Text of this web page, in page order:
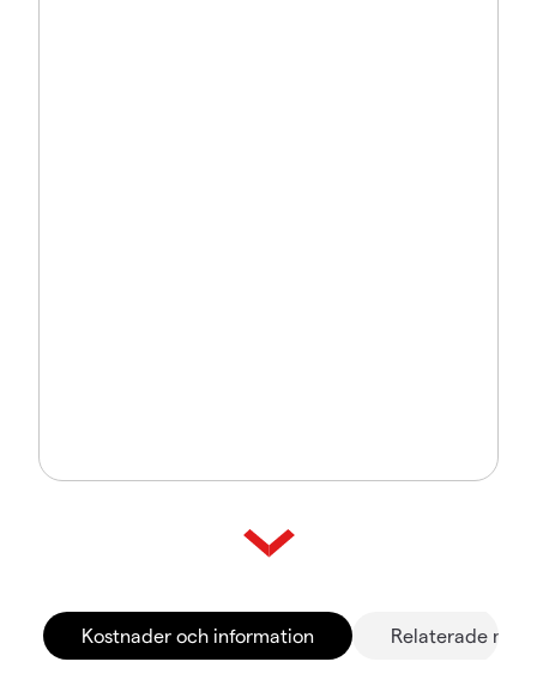
Kostnader och information Relaterade